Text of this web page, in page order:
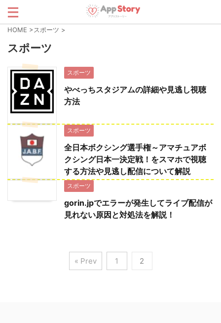
HOME >スポーツ >
スポーツ
スポーツ
やべっちスタジアムの詳細や見逃し視聴
方法
スポーツ
全日本ボクシング選手権～アマチュアボ
クシング日本一決定戦！をスマホで視聴
する方法や見逃し配信について解説
スポーツ
gorin.jpでエラーが発生してライブ配信が
見れない原因と対処法を解説！
« Prev 1 2